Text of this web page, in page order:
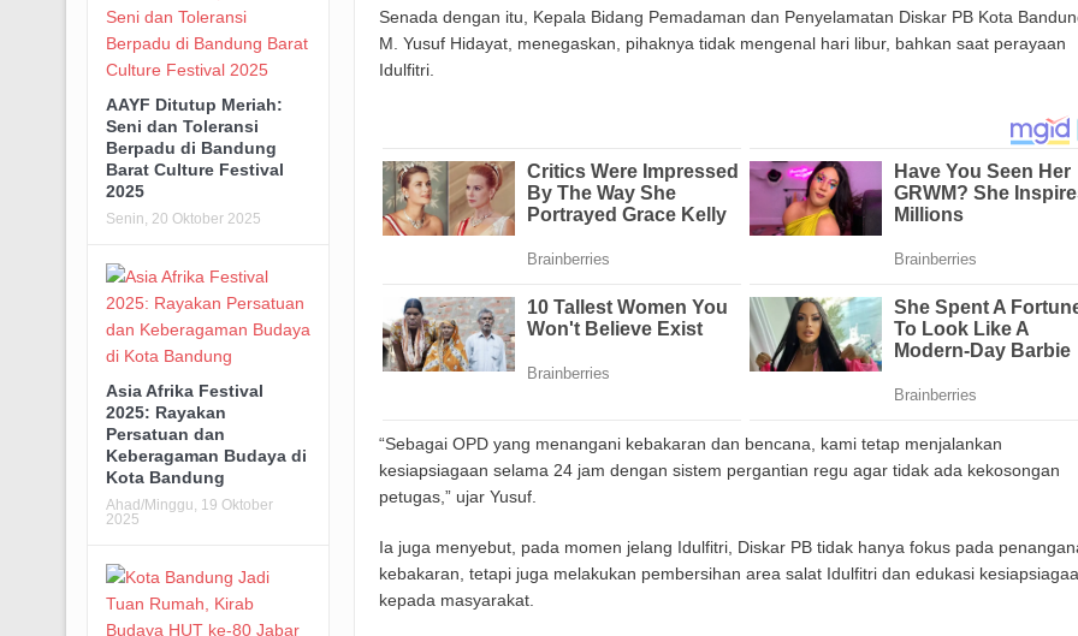
Senada dengan itu, Kepala Bidang Pemadaman dan Penyelamatan Diskar PB Kota
M. Yusuf Hidayat, menegaskan, pihaknya tidak mengenal hari libur, bahkan saat perayaan
Idulfitri.
“Sebagai OPD yang menangani kebakaran dan bencana, kami tetap menjalankan
kesiapsiagaan selama 24 jam dengan sistem pergantian regu agar tidak ada kekosongan
petugas,” ujar Yusuf.
Ia juga menyebut, pada momen jelang Idulfitri, Diskar PB tidak hanya fokus pada
kebakaran, tetapi juga melakukan pembersihan area salat Idulfitri dan edukasi
kepada masyarakat.
AAYF Ditutup Meriah:
Seni dan Toleransi
Berpadu di Bandung
Barat Culture Festival
2025
Senin, 20 Oktober 2025
Asia Afrika Festival
2025: Rayakan
Persatuan dan
Keberagaman Budaya di
Kota Bandung
Ahad/Minggu, 19 Oktober
2025